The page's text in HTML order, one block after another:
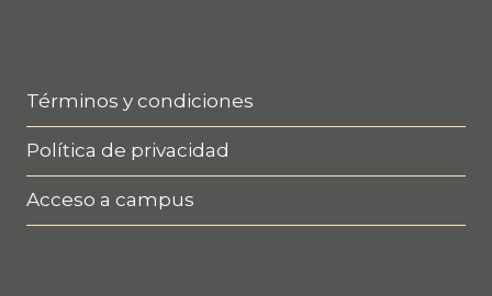
Términos y condiciones
Política de privacidad
Acceso a campus